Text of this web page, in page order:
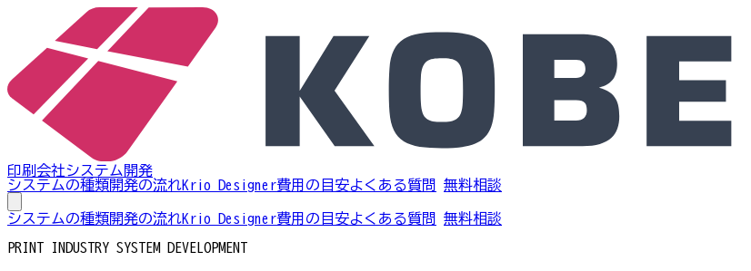
印刷会社システム開発
システムの種類開発の流れKrio Designer費用の目安よくある質問 無料相談
システムの種類開発の流れKrio Designer費用の目安よくある質問
無料相談
PRINT INDUSTRY SYSTEM DEVELOPMENT